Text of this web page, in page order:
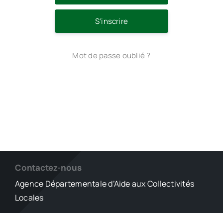
S’inscrire
Mot de passe oublié ?
Contactez-nous
Agence Départementale d’Aide aux Collectivités
Locales